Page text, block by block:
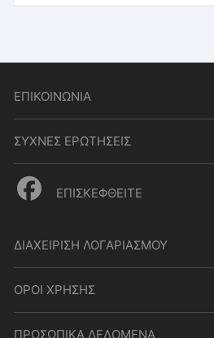
ΕΠΙΚΟΙΝΩΝΙΑ
ΣΥΧΝΕΣ ΕΡΩΤΗΣΕΙΣ
ΕΠΙΣΚΕΦΘΕΙΤΕ
ΔΙΑΧΕΙΡΙΣΗ ΛΟΓΑΡΙΑΣΜΟΥ
ΟΡΟΙ ΧΡΗΣΗΣ
ΠΡΟΣΩΠΙΚΑ ΔΕΔΟΜΕΝΑ